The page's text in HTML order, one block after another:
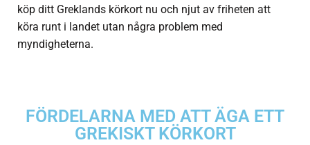
köp ditt Greklands körkort nu och njut av friheten att
köra runt i landet utan några problem med
myndigheterna.
FÖRDELARNA MED ATT ÄGA ETT
GREKISKT KÖRKORT